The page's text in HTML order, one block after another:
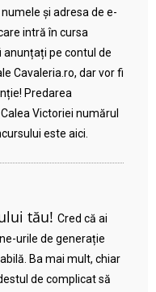
și adresa de e-
intră în cursa
pe contul de
Cavaleria.ro, dar vor fi
Predarea
Victoriei numărul
este aici.
tău! Cred că ai
urile de generație
Ba mai mult, chiar
de complicat să